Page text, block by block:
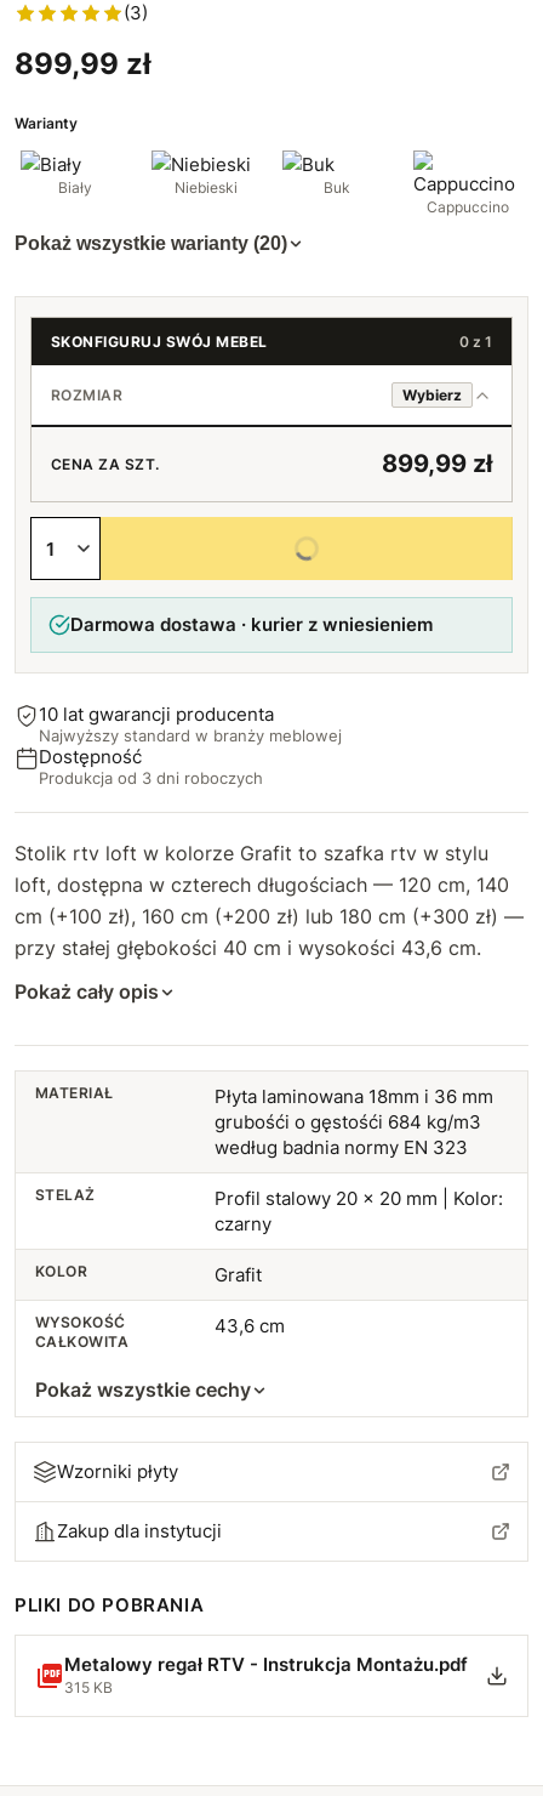
(3)
899,99 zł
Warianty
Biały Niebieski
Buk
Cappuccino
Pokaż wszystkie warianty (20)
SKONFIGURUJ SWÓJ MEBEL 0 z 1
ROZMIAR Wybierz
120 cm
140 cm
180 cm
CENA ZA SZT. 899,99 zł
Wybierz wszystkie opcje
Darmowa dostawa · kurier z wniesieniem
10 lat gwarancji producenta
Najwyższy standard w branży meblowej
Dostępność
Produkcja od 3 dni roboczych
Stolik rtv loft w kolorze Grafit to szafka rtv w stylu
loft, dostępna w czterech długościach — 120 cm, 140
cm (+100 zł), 160 cm (+200 zł) lub 180 cm (+300 zł) —
przy stałej głębokości 40 cm i wysokości 43,6 cm.
Pokaż cały opis
MATERIAŁ
Płyta laminowana 18mm i 36 mm
grubośći o gęstośći 684 kg/m3
według badnia normy EN 323
STELAŻ
Profil stalowy 20 x 20 mm | Kolor:
czarny
KOLOR Grafit
WYSOKOŚĆ
CAŁKOWITA
43,6 cm
Pokaż wszystkie cechy
Wzorniki płyty
Zakup dla instytucji
PLIKI DO POBRANIA
Metalowy regał RTV - Instrukcja Montażu.pdf
315 KB